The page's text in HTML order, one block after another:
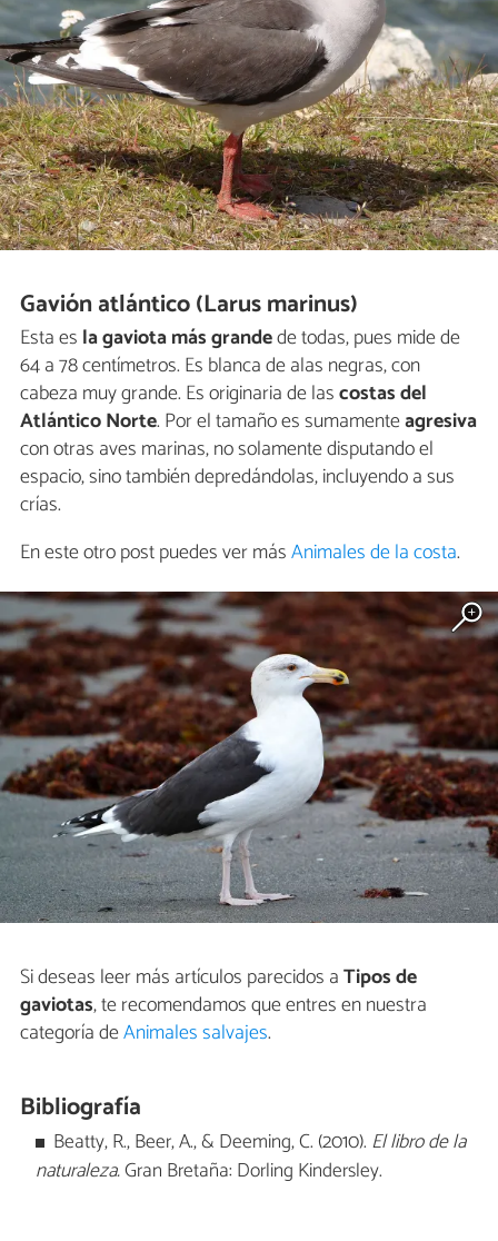
Gavión atlántico (Larus marinus)
Esta es la gaviota más grandede todas, pues mide de
64 a 78 centímetros. Es blanca de alas negras, con
cabeza muy grande. Es originaria de lascostas del
Atlántico Norte. Por el tamaño es sumamenteagresiva
con otras aves marinas, no solamente disputando el
espacio, sino también depredándolas, incluyendo a sus
crías.
En este otro post puedes ver másAnimales de la costa.
Si deseas leer más artículos parecidos aTipos de
gaviotas, te recomendamos que entres en nuestra
categoría deAnimales salvajes.
Bibliografía
Beatty, R., Beer, A., & Deeming, C. (2010). El libro de la
naturaleza.Gran Bretaña: Dorling Kindersley.